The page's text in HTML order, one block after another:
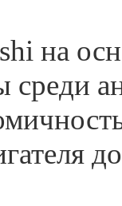
на
среди